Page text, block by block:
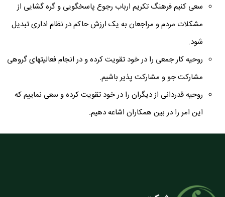
سعی کنیم فرهنگ تکریم ارباب رجوع پاسخگویی و گره گشایی از
مشکلات مردم و مراجعان به یک ارزش حاکم در نظام اداری تبدیل
شود.
روحیه کار جمعی را در خود تقویت کرده و در انجام فعالیتهای گروهی
مشارکت جو و مشارکت پذیر باشیم.
روحیه قدردانی از دیگران را در خود تقویت کرده و سعی نماییم که
این امر را در بین همکاران اشاعه دهیم.